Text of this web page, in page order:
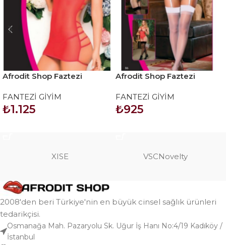
Afrodit Shop Faztezi
FANTEZİ GİYİM
₺1.125
Afrodit Shop Faztezi
FANTEZİ GİYİM
₺925
XISE VSCNovelty
2008'den beri Türkiye'nin en büyük cinsel sağlık ürünleri
tedarikçisi.
Osmanağa Mah. Pazaryolu Sk. Uğur İş Hanı No:4/19 Kadıköy /
İstanbul